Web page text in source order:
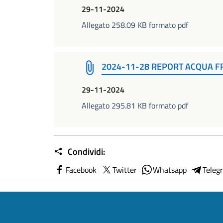
29-11-2024
Allegato 258.09 KB formato pdf
2024-11-28 REPORT ACQUA
29-11-2024
Allegato 295.81 KB formato pdf
Condividi:
Facebook Twitter Whatsapp